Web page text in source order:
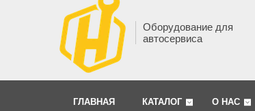
Оборудование для
автосервиса
ГЛАВНАЯ КАТАЛОГ О НАС